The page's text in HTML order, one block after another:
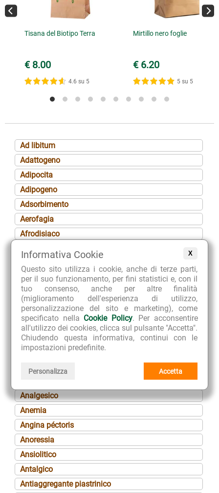
X
Informativa Cookie
Questo sito utilizza i cookie, anche di terze parti,
per il suo funzionamento, per fini statistici e, con il
tuo consenso, anche per altre finalità
(miglioramento dell'esperienza di utilizzo,
personalizzazione del sito e marketing), come
specificato nella Cookie Policy. Per acconsentire
all'utilizzo dei cookies, clicca sul pulsante "Accetta".
Chiudendo questa informativa, continui con le
impostazioni predefinite.
Personalizza Accetta
Tisana del Biotipo Terra
€ 8.00
4.6 su 5
Mirtillo nero foglie
€ 6.20
5 su 5
Ad libitum
Adattogeno
Adipocita
Adipogeno
Adsorbimento
Aerofagia
Afrodisiaco
Albuminuria
Alcalinizzante
Algomenorrea
Alopecia
Amaro-eupeptico
Amenorrea
Aminoacido
Analgesico
Anemia
Angina péctoris
Anoressia
Ansiolitico
Antalgico
Antiaggregante piastrinico